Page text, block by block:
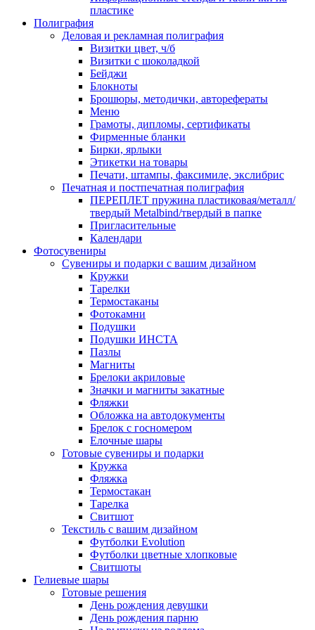
пластике
Полиграфия
Деловая и рекламная полиграфия
Визитки цвет, ч/б
Визитки с шоколадкой
Бейджи
Блокноты
Брошюры, методички, авторефераты
Меню
Грамоты, дипломы, сертификаты
Фирменные бланки
Бирки, ярлыки
Этикетки на товары
Печати, штампы, факсимиле, экслибрис
Печатная и постпечатная полиграфия
ПЕРЕПЛЕТ пружина пластиковая/металл/
твердый Metalbind/твердый в папке
Пригласительные
Календари
Фотосувениры
Сувениры и подарки с вашим дизайном
Кружки
Тарелки
Термостаканы
Фотокамни
Подушки
Подушки ИНСТА
Пазлы
Магниты
Брелоки акриловые
Значки и магниты закатные
Фляжки
Обложка на автодокументы
Брелок с госномером
Елочные шары
Готовые сувениры и подарки
Кружка
Фляжка
Термостакан
Тарелка
Свитшот
Текстиль с вашим дизайном
Футболки Evolution
Футболки цветные хлопковые
Свитшоты
Гелиевые шары
Готовые решения
День рождения девушки
День рождения парню